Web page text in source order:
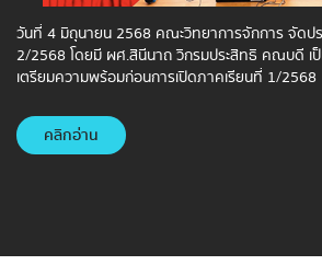
วันที่ 4 มิถุนายน 2568 คณะวิทยาการจักการ จัดป
2/2568 โดยมี ผศ.สินีนาถ วิกรมประสิทธิ คณบดี เป็
เตรียมความพร้อมก่อนการเปิดภาคเรียนที่ 1/2568
คลิกอ่าน